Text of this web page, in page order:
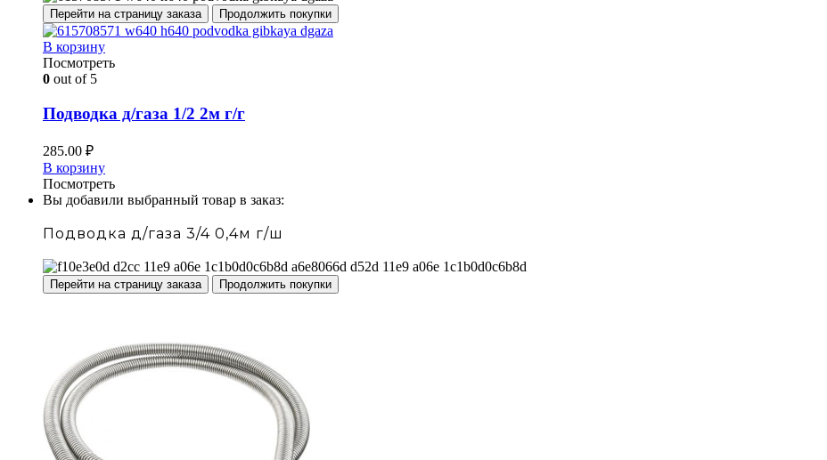
Перейти на страницу заказа Продолжить покупки
В корзину
Посмотреть
0 out of 5
Подводка д/газа 1/2 2м г/г
285.00 ₽
В корзину
Посмотреть
Вы добавили выбранный товар в заказ:
Подводка д/газа 3/4 0,4м г/ш
Перейти на страницу заказа Продолжить покупки